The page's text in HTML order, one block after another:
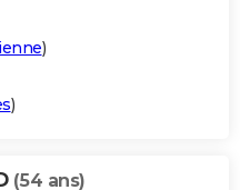
)
)
(54 ans)